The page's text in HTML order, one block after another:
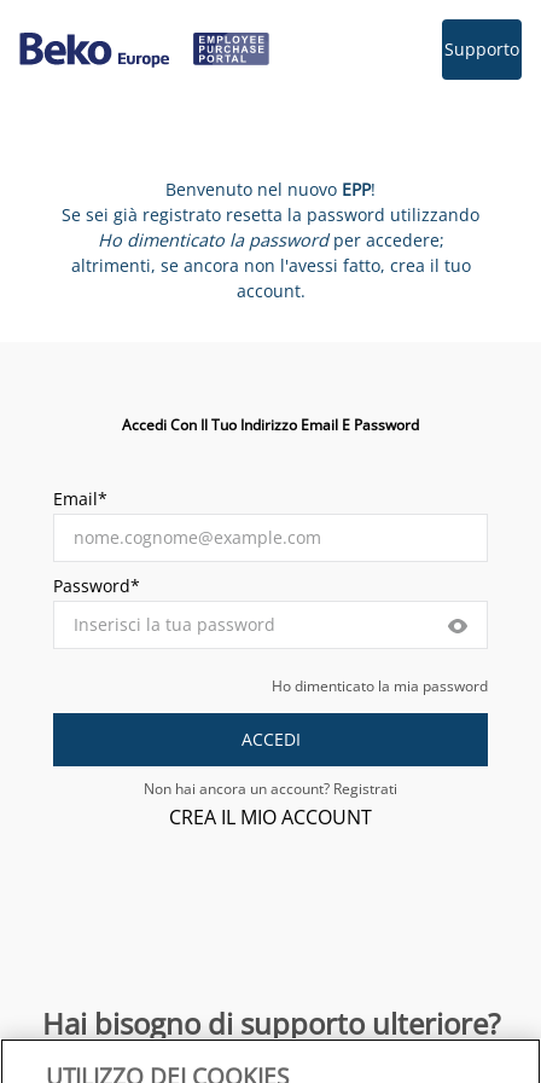
Supporto
Benvenuto nel nuovo EPP!
Se sei già registrato resetta la password utilizzando
Ho dimenticato la passwordper accedere;
altrimenti, se ancora non l'avessi fatto, crea il tuo
account.
Accedi Con Il Tuo Indirizzo Email E Password
Email*
Password*
Ho dimenticato la mia password
ACCEDI
Non hai ancora un account? Registrati
CREA IL MIO ACCOUNT
Hai bisogno di supporto ulteriore?
UTILIZZO DEI COOKIES